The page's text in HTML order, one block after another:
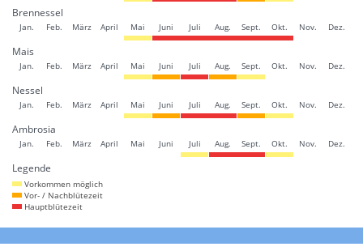
Brennessel
Jan. Feb. März April Mai Juni Juli Aug. Sept. Okt. Nov. Dez.
Mais
Jan. Feb. März April Mai Juni Juli Aug. Sept. Okt. Nov. Dez.
Nessel
Jan. Feb. März April Mai Juni Juli Aug. Sept. Okt. Nov. Dez.
Ambrosia
Jan. Feb. März April Mai Juni Juli Aug. Sept. Okt. Nov. Dez.
Legende
Vorkommen möglich
Vor- / Nachblütezeit
Hauptblütezeit